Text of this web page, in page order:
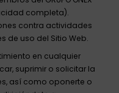
completa).
contra actividades
de uso del Sitio Web.
en cualquier
suprimir o solicitar la
así como oponerte o